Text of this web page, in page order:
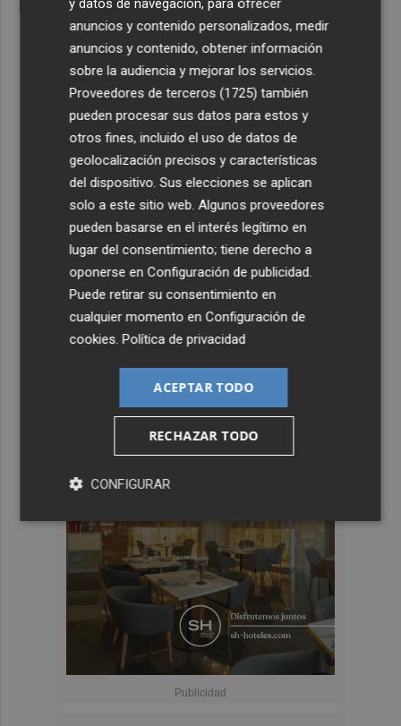
y datos de navegación, para ofrecer
anuncios y contenido personalizados, medir
anuncios y contenido, obtener información
sobre la audiencia y mejorar los servicios.
Proveedores de terceros (1725) también
pueden procesar sus datos para estos y
otros fines, incluido el uso de datos de
geolocalización precisos y características
del dispositivo. Sus elecciones se aplican
solo a este sitio web. Algunos proveedores
pueden basarse en el interés legítimo en
lugar del consentimiento; tiene derecho a
oponerse enConfiguración de publicidad.
Puede retirar su consentimiento en
cualquier momento enConfiguración de
cookies.Política de privacidad
ACEPTAR TODO
RECHAZAR TODO
CONFIGURAR